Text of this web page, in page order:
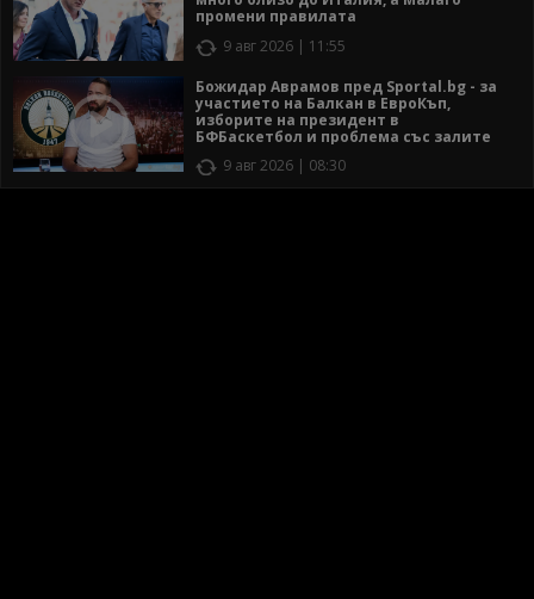
промени правилата
9 авг 2026 | 11:55
Божидар Аврамов пред Sportal.bg - за
участието на Балкан в ЕвроКъп,
изборите на президент в
БФБаскетбол и проблема със залите
9 авг 2026 | 08:30